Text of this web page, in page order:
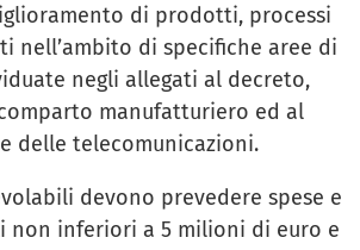
di prodotti, processi
nell’ambito di specifiche aree di
negli allegati al decreto,
manufatturiero ed al
delle telecomunicazioni.
devono prevedere spese e
non inferiori a 5 milioni di euro e